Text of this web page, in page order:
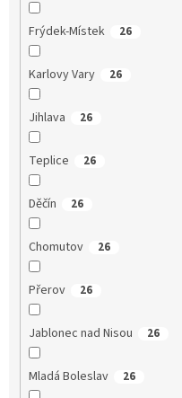
Frýdek-Místek 26
Karlovy Vary 26
Jihlava 26
Teplice 26
Děčín 26
Chomutov 26
Přerov 26
Jablonec nad Nisou 26
Mladá Boleslav 26